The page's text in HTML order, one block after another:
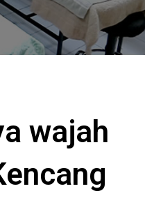
wajah